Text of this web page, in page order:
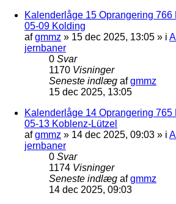
Kalenderlåge 15 Oprangering
05-09 Kolding
afgmmz » 15 dec 2025, 13:05 » i
jernbaner
0 Svar
1170 Visninger
Seneste indlæg afgmmz
15 dec 2025, 13:05
Kalenderlåge 14 Oprangering
05-13 Koblenz-Lützel
afgmmz » 14 dec 2025, 09:03 » i
jernbaner
0 Svar
1174 Visninger
Seneste indlæg afgmmz
14 dec 2025, 09:03